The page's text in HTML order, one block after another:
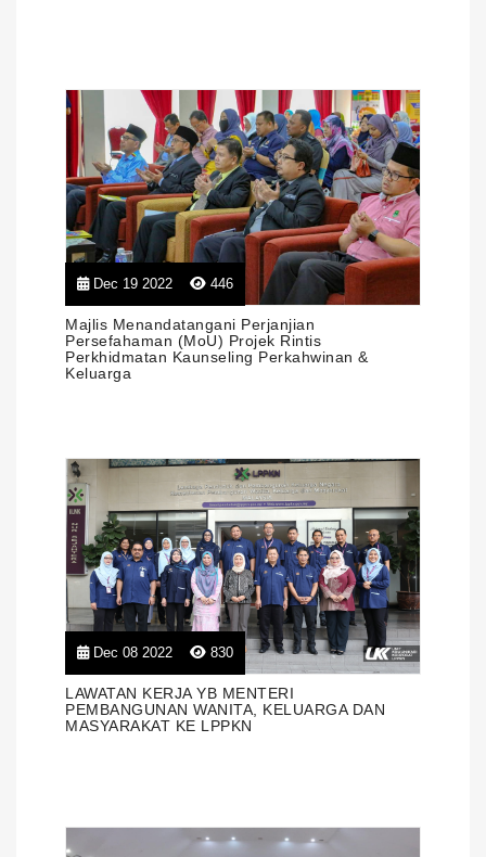
Dec 19 2022 446
Majlis Menandatangani Perjanjian
Persefahaman (MoU) Projek Rintis
Perkhidmatan Kaunseling Perkahwinan &
Keluarga
Dec 08 2022 830
LAWATAN KERJA YB MENTERI
PEMBANGUNAN WANITA, KELUARGA DAN
MASYARAKAT KE LPPKN